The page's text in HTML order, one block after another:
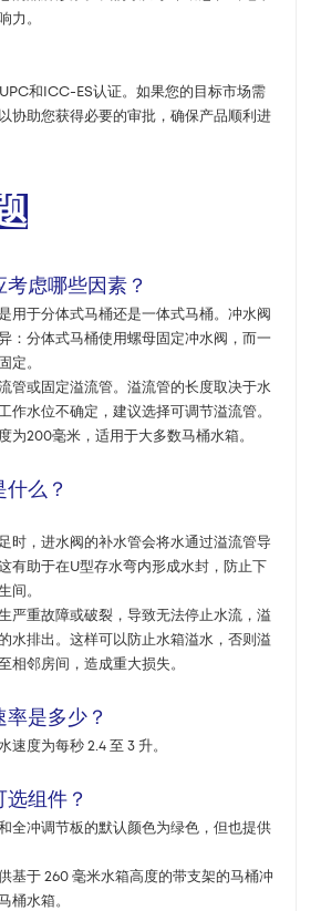
力。
和ICC-ES认证。如果您的目标市场需
协助您获得必要的审批，确保产品顺利进
虑哪些因素？
用于分体式马桶还是一体式马桶。冲水阀
：分体式马桶使用螺母固定冲水阀，而一
定。
管或固定溢流管。溢流管的长度取决于水
作水位不确定，建议选择可调节溢流管。
为200毫米，适用于大多数马桶水箱。
什么？
时，进水阀的补水管会将水通过溢流管导
有助于在U型存水弯内形成水封，防止下
间。
严重故障或破裂，导致无法停止水流，溢
水排出。这样可以防止水箱溢水，否则溢
相邻房间，造成重大损失。
是多少？
速度为每秒 2.4 至 3 升。
选组件？
全冲调节板的默认颜色为绿色，但也提供
基于 260 毫米水箱高度的带支架的马桶冲
桶水箱。